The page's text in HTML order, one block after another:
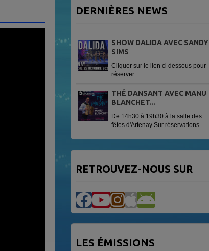
DERNIÈRES NEWS
SHOW DALIDA AVEC SANDY
SIMS
Cliquer sur le lien ci dessous pour
réserver.
vag/evenements/sandy-sims-
show-dalida
THÉ DANSANT AVEC MANU
BLANCHET...
De 14h30 à 19h30 à la salle des
fêtes d'Artenay Sur réservations
RETROUVEZ-NOUS SUR
LES ÉMISSIONS